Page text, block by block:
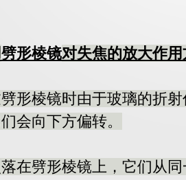
劈形棱镜对失焦的放大作
形棱镜时由于玻璃的折
会向下方偏转。
在劈形棱镜上，它们从